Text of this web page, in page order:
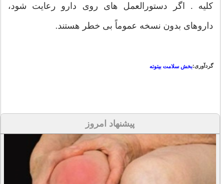
کلیه . اگر دستورالعمل های روی دارو رعایت شود،
داروهای بدون نسخه عموماً بی خطر هستند.
گردآوری:بخش سلامت بیتوته
پیشنهاد امروز